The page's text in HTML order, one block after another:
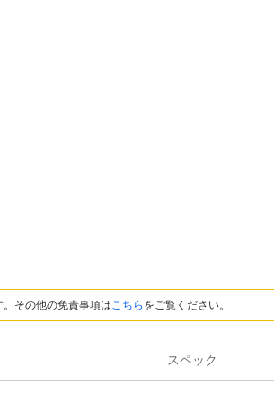
その他の免責事項はこちら をご覧ください。
スペック